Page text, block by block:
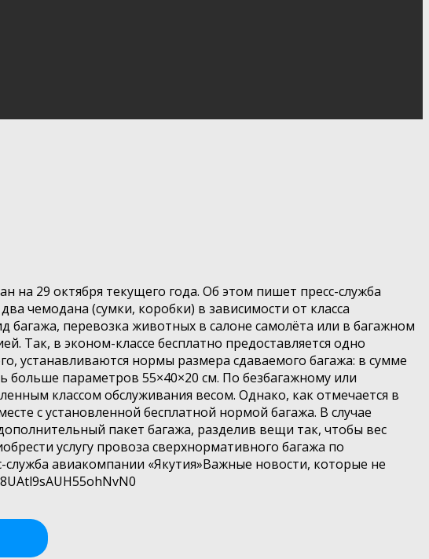
29 октября текущего года. Об этом пишет пресс-служба
чемодана (сумки, коробки) в зависимости от класса
перевозка животных в салоне самолёта или в багажном
Так, в эконом-классе бесплатно предоставляется одно
устанавливаются нормы размера сдаваемого багажа: в сумме
параметров 55×40×20 см. По безбагажному или
классом обслуживания весом. Однако, как отмечается в
с установленной бесплатной нормой багажа. В случае
пакет багажа, разделив вещи так, чтобы вес
услугу провоза сверхнормативного багажа по
авиакомпании «Якутия»Важные новости, которые не